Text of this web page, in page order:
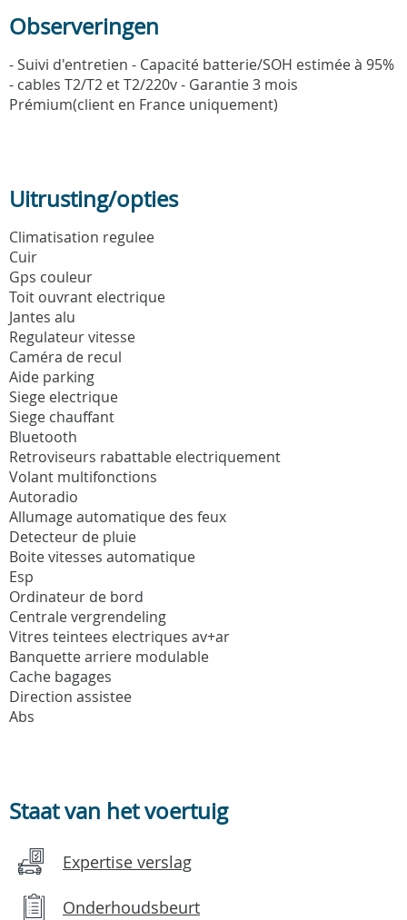
Observeringen
- Suivi d'entretien - Capacité batterie/SOH estimée à 95%
- cables T2/T2 et T2/220v - Garantie 3 mois
Prémium(client en France uniquement)
Uitrusting/opties
Climatisation regulee
Cuir
Gps couleur
Toit ouvrant electrique
Jantes alu
Regulateur vitesse
Caméra de recul
Aide parking
Siege electrique
Siege chauffant
Bluetooth
Retroviseurs rabattable electriquement
Volant multifonctions
Autoradio
Allumage automatique des feux
Detecteur de pluie
Boite vitesses automatique
Esp
Ordinateur de bord
Centrale vergrendeling
Vitres teintees electriques av+ar
Banquette arriere modulable
Cache bagages
Direction assistee
Abs
Staat van het voertuig
Expertise verslag
Onderhoudsbeurt